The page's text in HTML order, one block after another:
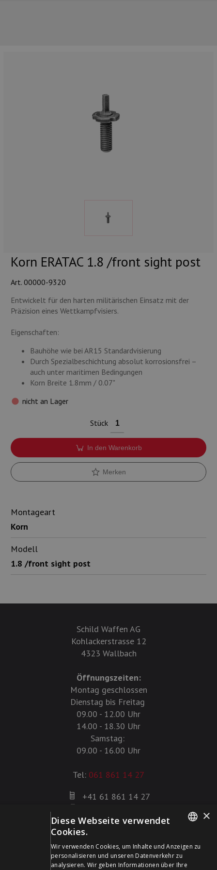
Korn ERATAC 1.8 /front sight post
Art. 00000-9320
Entwickelt für den harten militärischen Einsatz mit der
Präzision eines Wettkampfvisiers.
Eigenschaften:
Bauhöhe wie bei AR15 Standardvisierung
Durch Spezialbeschichtung absolut korrosionsfrei –
auch unter maritimen Bedingungen
Korn Breite 1.8mm / 0.07"
nicht an Lager
Stück
In den Warenkorb
Merken
Montageart
Korn
Modell
1.8 /front sight post
Schild Waffen AG
Kohlackerstrasse 12
4323 Wallbach
Öffnungszeiten:
Montag geschlossen
Dienstag bis Freitag
09.00 - 12.00 Uhr
14.00 - 18.30 Uhr
Samstag:
09.00 - 16.00 Uhr
Tel: 061 861 14 27
+41 61 861 14 27
info@schildwaffen.ch
Zahlungsmittel
Lampen und Zubehör
FRENCH
×
Diese Webseite verwendet
Cookies.
Wir verwenden Cookies, um Inhalte und Anzeigen zu
personalisieren und unseren Datenverkehr zu
analysieren. Wir geben Informationen über Ihre